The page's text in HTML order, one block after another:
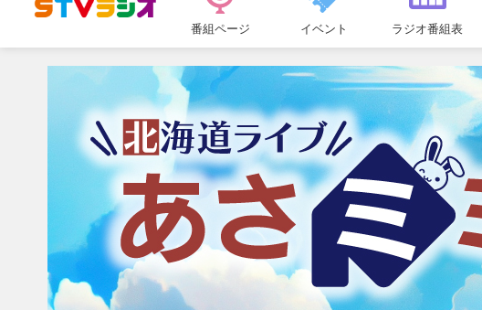
ュ
ー
番組ページ イベント ラジオ番組表